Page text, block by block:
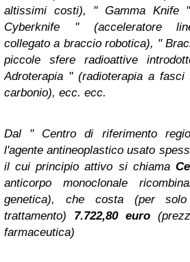
altissimi costi), " Gamma Knife
Cyberknife " (acceleratore
collegato a braccio robotica), "
piccole sfere radioattive
Adroterapia " (radioterapia a
carbonio), ecc. ecc.
Dal " Centro di riferimento
l'agente antineoplastico usato
il cui principio attivo si chiama
anticorpo monoclonale
genetica), che costa (per
trattamento) 7.722,80 euro
farmaceutica)